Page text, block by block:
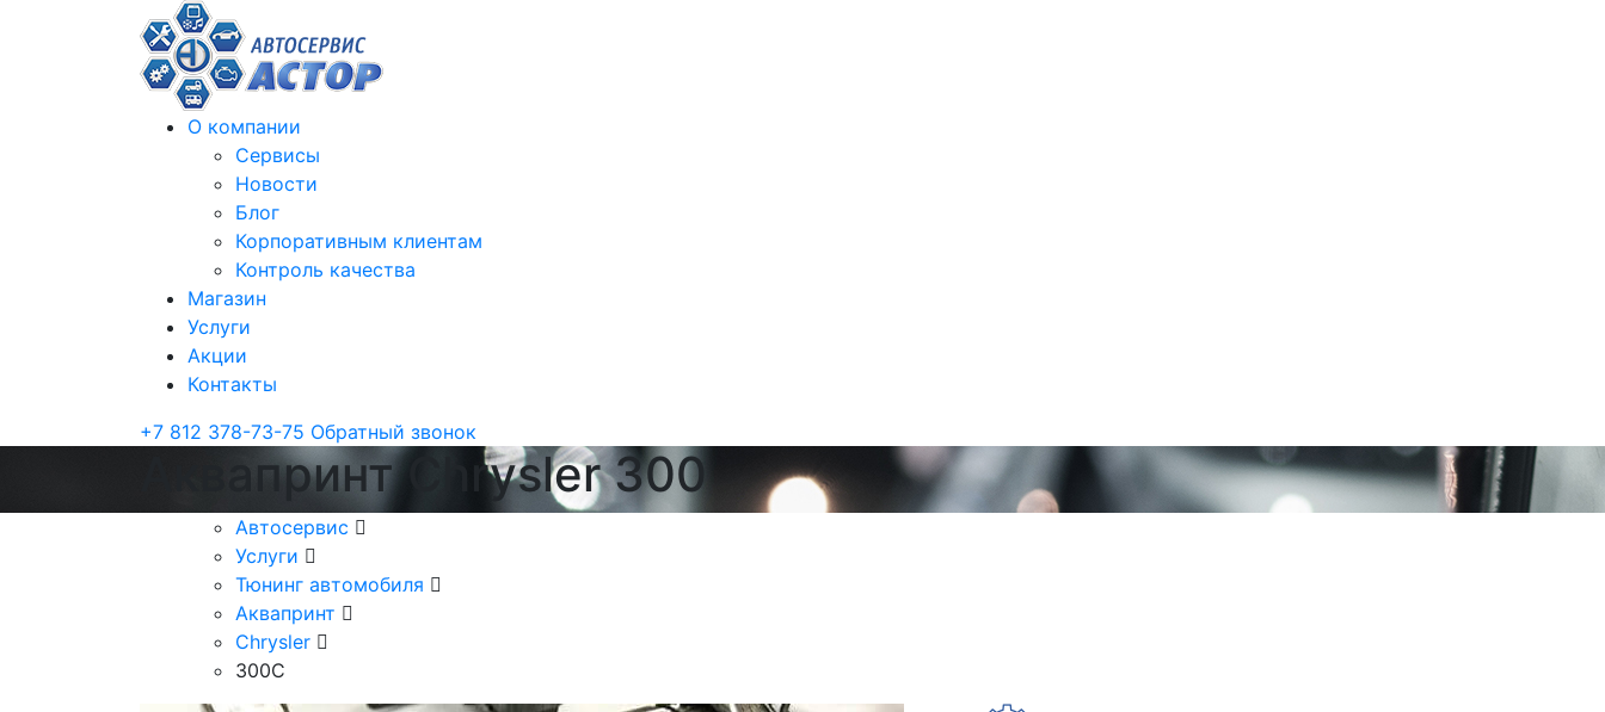
О компании
Сервисы
Новости
Блог
Корпоративным клиентам
Контроль качества
Магазин
Услуги
Акции
Контакты
+7 812 378-73-75 Обратный звонок
Аквапринт Chrysler 300
Автосервис
Услуги
Тюнинг автомобиля
Аквапринт
Chrysler
300C